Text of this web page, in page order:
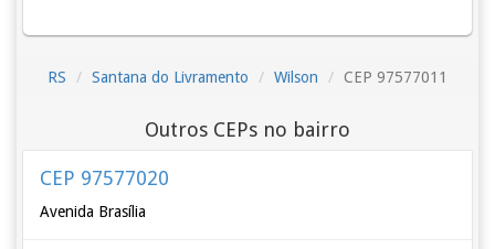
RS Santana do Livramento Wilson CEP 97577011
Outros CEPs no bairro
CEP 97577020
Avenida Brasília